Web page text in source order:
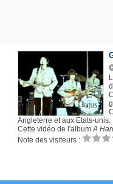
Angleterre et aux Etats-unis.
Cette vidéo de l'albumA
Note des visiteurs :